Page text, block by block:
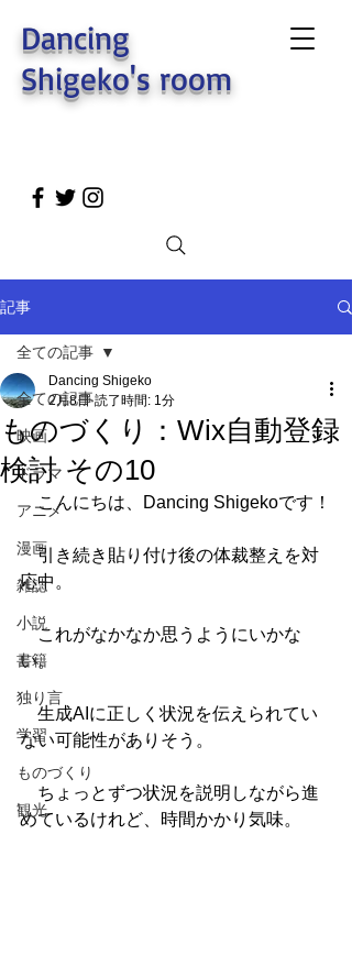
Dancing
Shigeko's room
記事
全ての記事
映画
ドラマ
アニメ
漫画
雑誌
小説
書籍
独り言
学習
ものづくり
観光
全ての記事
ものづくり：Wix自動登録
検討 その10
Dancing Shigeko
2月8日 読了時間: 1分
こんにちは、Dancing Shigekoです！
引き続き貼り付け後の体裁整えを対
応中。
これがなかなか思うようにいかな
い。
生成AIに正しく状況を伝えられてい
ない可能性がありそう。
ちょっとずつ状況を説明しながら進
めているけれど、時間かかり気味。